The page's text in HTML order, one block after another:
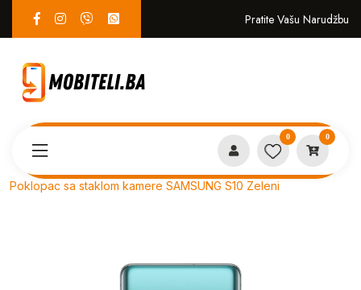
Pratite Vašu Narudžbu
0 0
Poklopac sa staklom kamere SAMSUNG S10 Zeleni